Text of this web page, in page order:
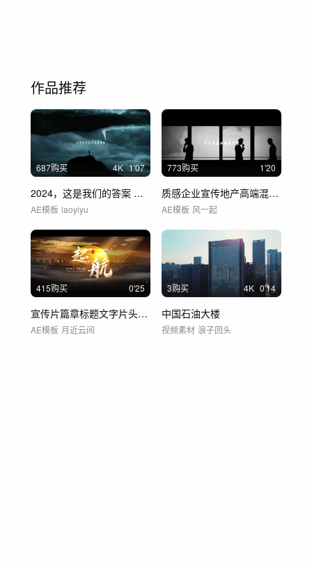
作品推荐
687购买 4K 1'07
2024，这是我们的答案 片头 开场
AE模板 laoyiyu
773购买 1'20
质感企业宣传地产高端混剪氛围感
AE模板 风一起
415购买 0'25
宣传片篇章标题文字片头(无插件)
AE模板 月近云间
3购买 4K 0'14
中国石油大楼
视频素材 浪子回头